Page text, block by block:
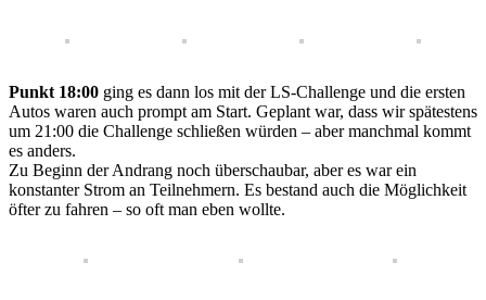
Punkt 18:00 ging es dann los mit der LS-Challenge und die ersten
Autos waren auch prompt am Start. Geplant war, dass wir spätestens
um 21:00 die Challenge schließen würden – aber manchmal kommt
es anders.
Zu Beginn der Andrang noch überschaubar, aber es war ein
konstanter Strom an Teilnehmern. Es bestand auch die Möglichkeit
öfter zu fahren – so oft man eben wollte.